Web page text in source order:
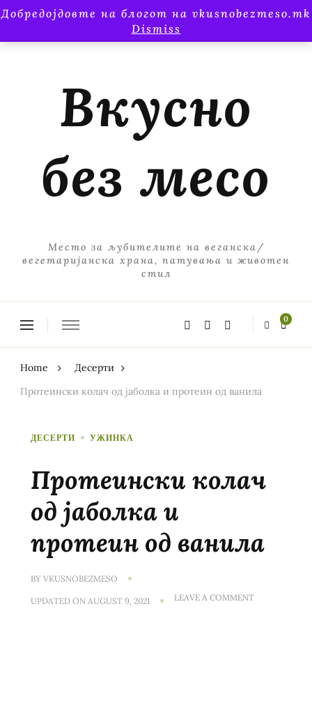
Добредојдовте на блогот на vkusnobezmeso.mk
Dismiss
Вкусно
без месо
Место за љубителите на веганска/
вегетаријанска храна, патувања и животен
стил
0
Home
Десерти
Протеински колач од јаболка и протеин од ванила
ДЕСЕРТИ УЖИНКА
Протеински колач
од јаболка и
протеин од ванила
BY VKUSNOBEZMESO
UPDATED ON AUGUST 9, 2021 LEAVE A COMMENTON